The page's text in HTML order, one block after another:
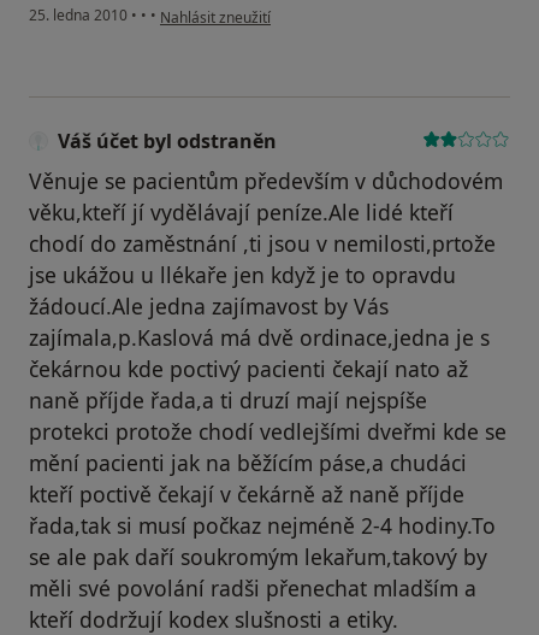
25. ledna 2010 • • • podle názoru uživatele Váš účet byl odstraněn
Nahlásit zneužití
Váš účet byl odstraněn
Věnuje se pacientům především v důchodovém
věku,kteří jí vydělávají peníze.Ale lidé kteří
chodí do zaměstnání ,ti jsou v nemilosti,prtože
jse ukážou u llékaře jen když je to opravdu
žádoucí.Ale jedna zajímavost by Vás
zajímala,p.Kaslová má dvě ordinace,jedna je s
čekárnou kde poctivý pacienti čekají nato až
naně příjde řada,a ti druzí mají nejspíše
protekci protože chodí vedlejšími dveřmi kde se
mění pacienti jak na běžícím páse,a chudáci
kteří poctivě čekají v čekárně až naně příjde
řada,tak si musí počkaz nejméně 2-4 hodiny.To
se ale pak daří soukromým lekařum,takový by
měli své povolání radši přenechat mladším a
kteří dodržují kodex slušnosti a etiky.